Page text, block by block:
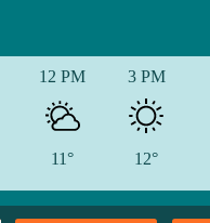
12 PM
11°
3 PM
12°